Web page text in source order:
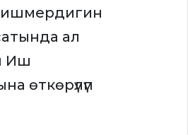
ал
Иш
өткөрүлүп